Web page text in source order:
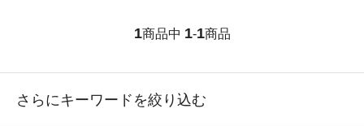
1商品中 1-1商品
さらにキーワードを絞り込む